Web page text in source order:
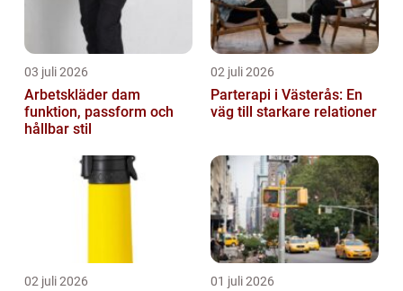
03 juli 2026
Arbetskläder dam
funktion, passform och
hållbar stil
02 juli 2026
Parterapi i Västerås: En
väg till starkare relationer
02 juli 2026 01 juli 2026